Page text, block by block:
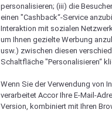
personalisieren; (iii) die
einen "Cashback“-Service
Interaktion mit sozialen
um Ihnen gezielte Werbung
usw.) zwischen diesen
Schaltfläche "Personalisieren“
Wenn Sie der Verwendung von
verarbeitet Accor Ihre E-Mail-
Version, kombiniert mit Ihren